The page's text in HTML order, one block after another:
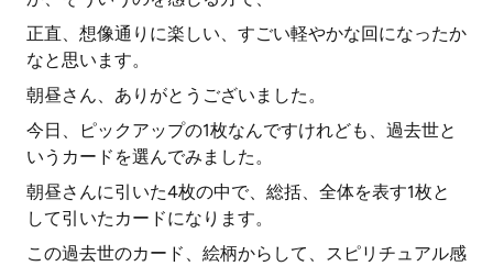
正直、想像通りに楽しい、すごい軽やかな回になったか
なと思います。
朝昼さん、ありがとうございました。
今日、ピックアップの1枚なんですけれども、過去世と
いうカードを選んでみました。
朝昼さんに引いた4枚の中で、総括、全体を表す1枚と
して引いたカードになります。
この過去世のカード、絵柄からして、スピリチュアル感